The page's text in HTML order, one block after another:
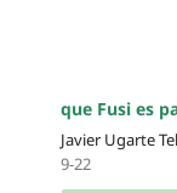
que Fusi es
Javier Ugarte
9-22